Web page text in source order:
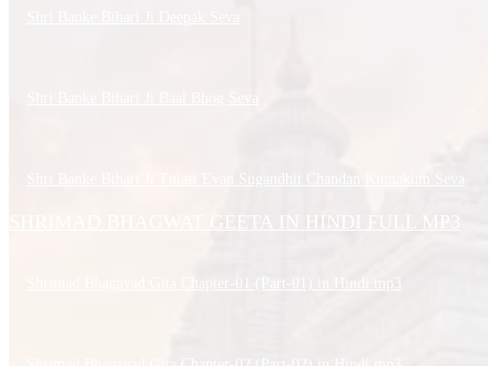
SHRIMAD BHAGWAT GEETA IN HINDI FULL MP3